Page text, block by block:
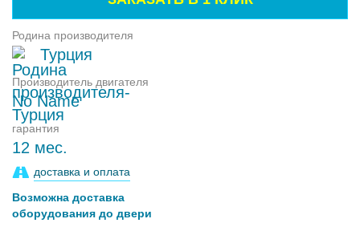
Родина производителя
Турция
Производитель двигателя
No Name
гарантия
12 мес.
доставка и оплата
Возможна доставка
оборудования до двери